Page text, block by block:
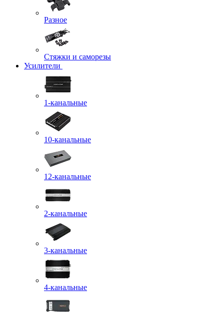
Разное
Стяжки и саморезы
Усилители
1-канальные
10-канальные
12-канальные
2-канальные
3-канальные
4-канальные